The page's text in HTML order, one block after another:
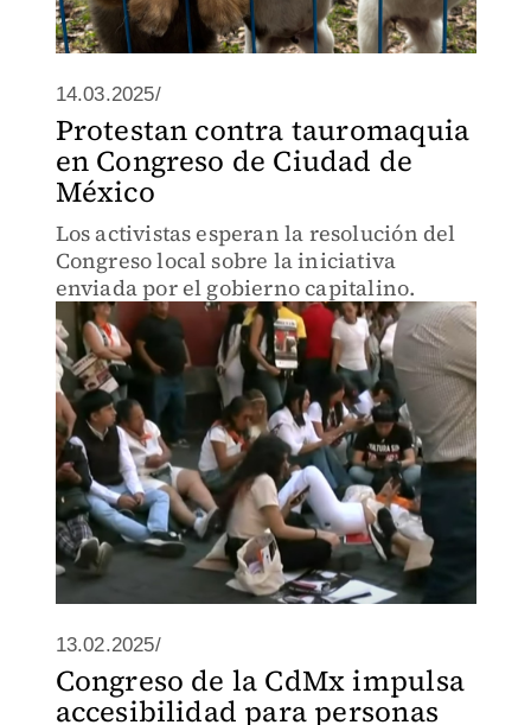
14.03.2025/
Protestan contra tauromaquia
en Congreso de Ciudad de
México
Los activistas esperan la resolución del
Congreso local sobre la iniciativa
enviada por el gobierno capitalino.
13.02.2025/
Congreso de la CdMx impulsa
accesibilidad para personas